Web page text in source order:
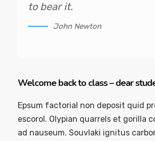
to bear it.
John Newton
Welcome back to class – dear
Epsum factorial non deposit quid
escorol. Olypian quarrels et gorilla
ad nauseum. Souvlaki ignitus